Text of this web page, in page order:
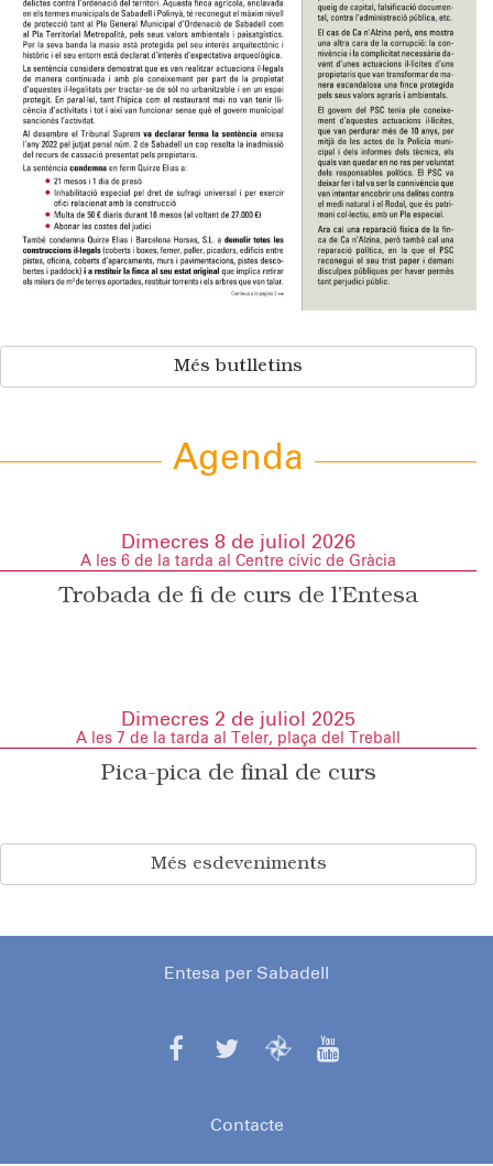
Més butlletins
Agenda
Dimecres 8 de juliol 2026
A les 6 de la tarda al Centre cívic de Gràcia
Trobada de fi de curs de l’Entesa
Dimecres 2 de juliol 2025
A les 7 de la tarda al Teler, plaça del Treball
Pica-pica de final de curs
Més esdeveniments
Entesa per Sabadell
Contacte